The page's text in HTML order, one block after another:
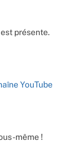
présente.
YouTube
même !